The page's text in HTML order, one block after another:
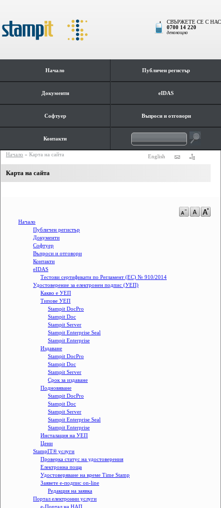
СВЪРЖЕТЕ СЕ С НАС
0700 14 220
денонощно
Начало Публичен регистър
Документи eIDAS
Софтуер Въпроси и отговори
Контакти
English
Начало » Карта на сайта
Карта на сайта
Начало
Публичен регистър
Документи
Софтуер
Въпроси и отговори
Контакти
eIDAS
Тестови сертификати по Регламент (ЕС) № 910/2014
Удостоверение за електронен подпис (УЕП)
Какво е УЕП
Типове УЕП
Stampit DocPro
Stampit Doc
Stampit Server
Stampit Enterprise Seal
Stampit Enterprise
Издаване
Stampit DocPro
Stampit Doc
Stampit Server
Срок за издаване
Подновяване
Stampit DocPro
Stampit Doc
Stampit Server
Stampit Enterprise Seal
Stampit Enterprise
Инсталация на УЕП
Цени
StampIT® услуги
Проверка статус на удостоверения
Електронна поща
Удостоверяване на време Time Stamp
Заявете е-подпис on-line
Редакция на заявка
Портал електронни услуги
e-Портал на НАП